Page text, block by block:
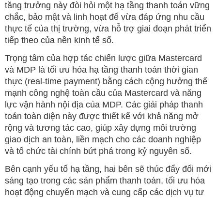
tăng trưởng này đòi hỏi một hạ tầng thanh toán vững
chắc, bảo mật và linh hoạt để vừa đáp ứng nhu cầu
thực tế của thị trường, vừa hỗ trợ giai đoạn phát triển
tiếp theo của nền kinh tế số.
Trọng tâm của hợp tác chiến lược giữa Mastercard
và MDP là tối ưu hóa hạ tầng thanh toán thời gian
thực (real-time payment) bằng cách cộng hưởng thế
mạnh công nghệ toàn cầu của Mastercard và năng
lực vận hành nội địa của MDP. Các giải pháp thanh
toán toàn diện này được thiết kế với khả năng mở
rộng và tương tác cao, giúp xây dựng môi trường
giao dịch an toàn, liền mạch cho các doanh nghiệp
và tổ chức tài chính bứt phá trong kỷ nguyên số.
Bên cạnh yếu tố hạ tầng, hai bên sẽ thúc đẩy đổi mới
sáng tạo trong các sản phẩm thanh toán, tối ưu hóa
hoạt động chuyển mạch và cung cấp các dịch vụ tư